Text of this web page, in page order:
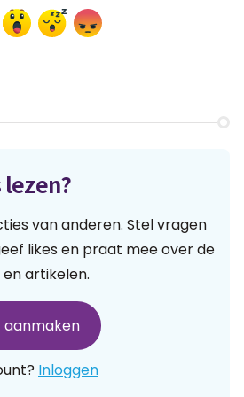
van anderen. Stel vragen
likes en praat mee over de
artikelen.
Inloggen